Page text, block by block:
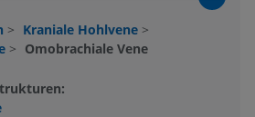
> Kraniale Hohlvene >
> Omobrachiale Vene